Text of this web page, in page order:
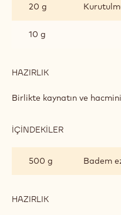
20 g
10 g
HAZIRLIK
ŞARAPLI
MARZIPAN
Birlikte kaynatın ve
İÇINDEKILER
MARZIPAN
500 g Badem
HAZIRLIK